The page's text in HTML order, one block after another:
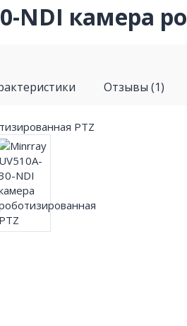
NDI камера
Отзывы (1)